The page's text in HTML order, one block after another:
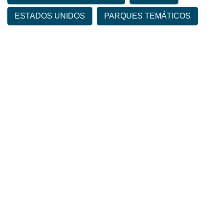
ESTADOS UNIDOS PARQUES TEMÁTICOS